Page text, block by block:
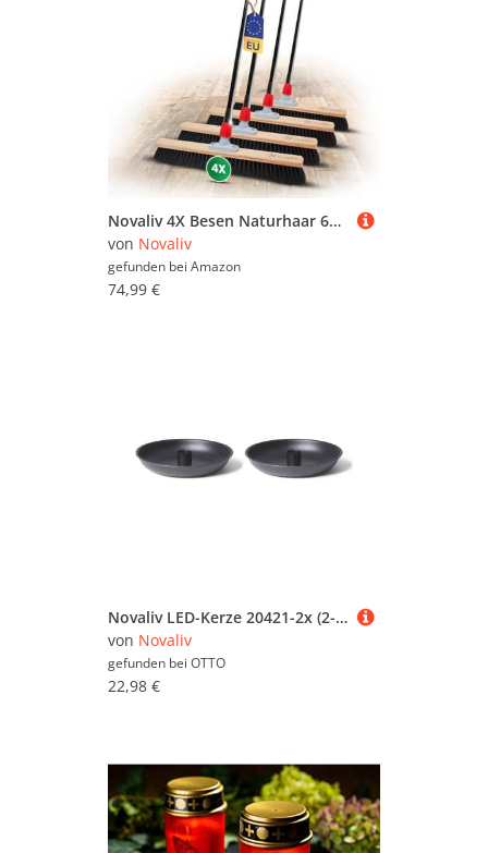
Novaliv 4X Besen Naturhaar 60 cm I mit Stiel I Teleskopstiel I Rosshaar schwarz I Besen für drinnen I Schneebesen Allzweckbesen Hausbesen Innenbereich
von Novaliv
gefunden bei Amazon
74,99 €
Novaliv LED-Kerze 20421-2x (2-tlg)
von Novaliv
gefunden bei OTTO
22,98 €